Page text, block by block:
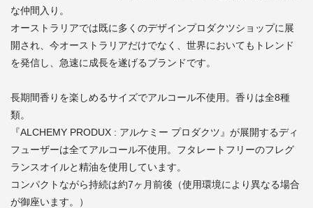
な仲間入り。
オーストラリアでは既に多くのデザインプロダクツショップに展
開され、今オーストラリアだけでなく、世界においてもトレンド
を発信し、急速に成長を遂げるブランドです。
長期間香りを楽しめるサイズでアルコール不使用。香りは全8種
類。
『ALCHEMY PRODUX : アルケミー プロダクツ』が展開するディ
フューザーは全てアルコール不使用。フタレートフリーのフレグ
ランスオイルと精油を使用しています。
コンパクトながら持続は約7ヶ月前後（使用環境により異なる場合
が御座います。）